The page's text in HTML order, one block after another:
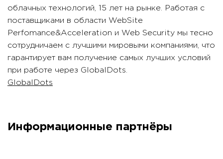
облачных технологий, 15 лет на рынке. Работая c
поставщиками в области WebSite
Perfomance&Acceleration и Web Security мы тесно
сотрудничаем с лучшими мировыми компаниями, что
гарантирует вам получение самых лучших условий
при работе через GlobalDots.
GlobalDots
Информационные партнёры